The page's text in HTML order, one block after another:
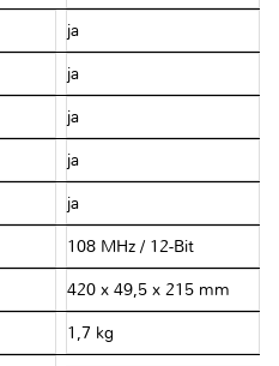
ja
ja
ja
ja
ja
108 MHz / 12-Bit
420 x 49,5 x 215 mm
1,7 kg